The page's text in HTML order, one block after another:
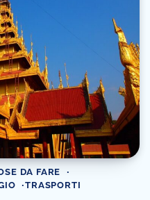
DA FARE
TRASPORTI